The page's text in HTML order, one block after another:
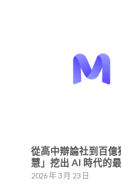
從高中辯論社到百億
慧」挖出 AI 時代的
2026 年 3 月 23 日